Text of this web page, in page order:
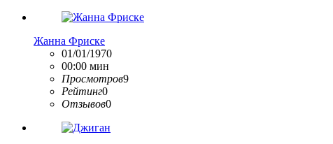
Жанна Фриске
01/01/1970
00:00 мин
Просмотров9
Рейтинг0
Отзывов0